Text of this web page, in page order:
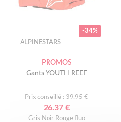
-34%
ALPINESTARS
PROMOS
Gants YOUTH REEF
Prix conseillé : 39.95 €
26.37 €
Gris Noir Rouge fluo